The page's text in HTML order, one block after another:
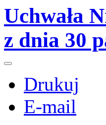
Uchwała
z dnia 30
Drukuj
E-mail